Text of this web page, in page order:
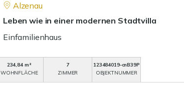
Alzenau
Leben wie in einer modernen Stadtvilla
Einfamilienhaus
234,84 m²
WOHNFLÄCHE
7
ZIMMER
123484019-cnB39P
OBJEKTNUMMER